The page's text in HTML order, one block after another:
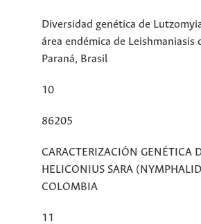
Diversidad genética de
área endémica de
Paraná, Brasil
10
86205
CARACTERIZACIÓN GENÉTICA
HELICONIUS SARA
COLOMBIA
11